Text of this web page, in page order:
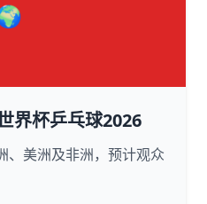
界杯乒乓球2026
、美洲及非洲，预计观众